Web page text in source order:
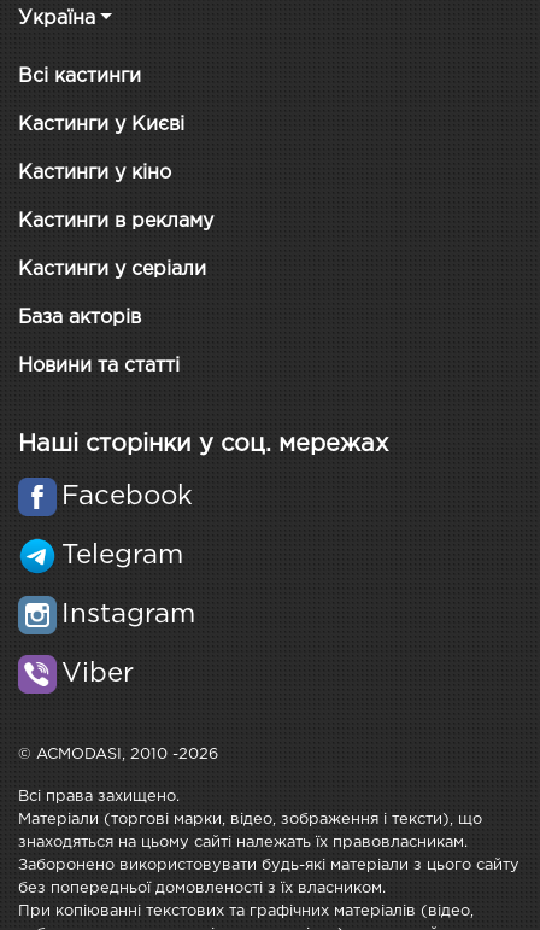
Україна
Всі кастинги
Кастинги у Києві
Кастинги у кіно
Кастинги в рекламу
Кастинги у серіали
База акторів
Новини та статті
Наші сторінки у соц. мережах
Facebook
Telegram
Instagram
Viber
© ACMODASI, 2010 -2026
Всі права захищено.
Матеріали (торгові марки, відео, зображення і тексти), що
знаходяться на цьому сайті належать їх правовласникам.
Заборонено використовувати будь-які матеріали з цього сайту
без попередньої домовленості з їх власником.
При копіюванні текстових та графічних матеріалів (відео,